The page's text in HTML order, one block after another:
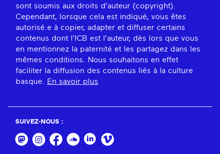
sont soumis aux droits d'auteur (copyright).
Cependant, lorsque cela est indiqué, vous êtes
autorisé.e à copier, adapter et diffuser certains
contenus dont l'ICB est l'auteur, dès lors que vous
en mentionnez la paternité et les partagez dans les
mêmes conditions. Nous souhaitons en effet
faciliter la diffusion des contenus liés à la culture
basque.
En savoir plus
SUIVEZ-NOUS :